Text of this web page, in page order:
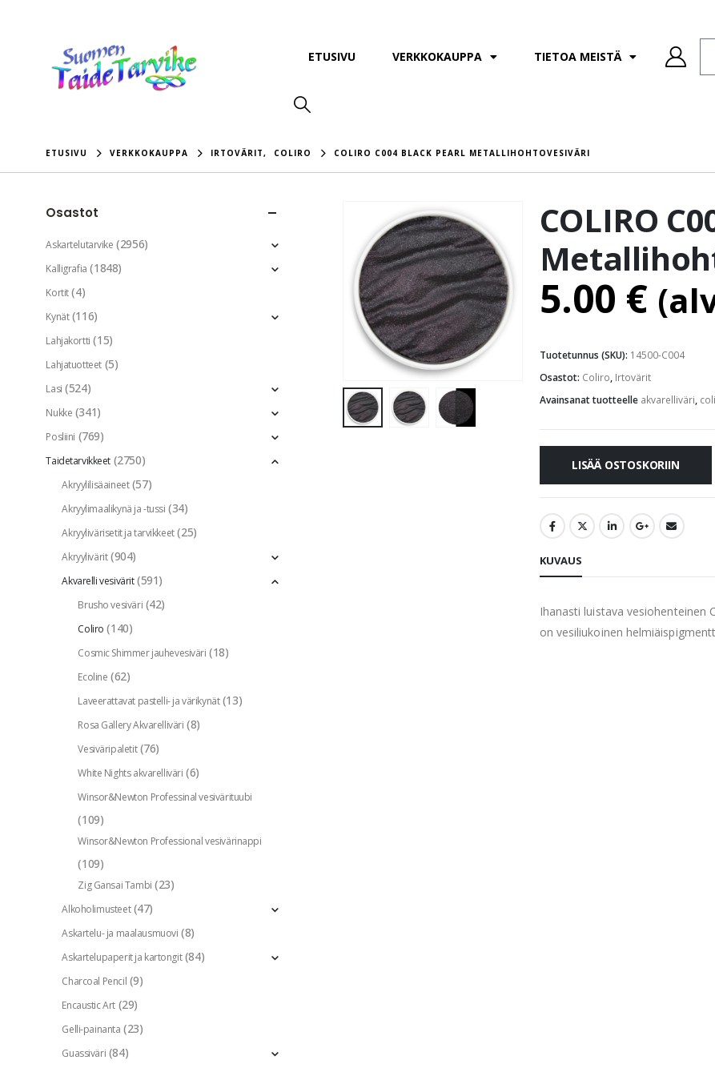
ETUSIVU VERKKOKAUPPA TIETOA MEISTÄ
ETUSIVU VERKKOKAUPPA IRTOVÄRIT, COLIRO COLIRO C004 BLACK PEARL METALLIHOHTOVESIVÄRI
COLIRO
5.00 €
Tuotetunnus (SKU): 14500-C004
Osastot: Coliro, Irtovärit
Avainsanat tuotteelle akvarelliväri,
LISÄÄ OSTOSKORIIN
KUVAUS
Ihanasti luistava vesiohenteinen
on vesiliukoinen
Osastot
Askartelutarvike (2956)
Kalligrafia (1848)
Kortit (4)
Kynät (116)
Lahjakortti (15)
Lahjatuotteet (5)
Lasi (524)
Nukke (341)
Posliini (769)
Taidetarvikkeet (2750)
Akryylilisäaineet (57)
Akryylimaalikynä ja -tussi (34)
Akryylivärisetit ja tarvikkeet (25)
Akryylivärit (904)
Akvarelli vesivärit (591)
Brusho vesiväri (42)
Coliro (140)
Cosmic Shimmer jauhevesiväri (18)
Ecoline (62)
Laveerattavat pastelli- ja värikynät (13)
Rosa Gallery Akvarelliväri (8)
Vesiväripaletit (76)
White Nights akvarelliväri (6)
Winsor&Newton Professinal vesivärituubi
(109)
Winsor&Newton Professional vesivärinappi
(109)
Zig Gansai Tambi (23)
Alkoholimusteet (47)
Askartelu- ja maalausmuovi (8)
Askartelupaperit ja kartongit (84)
Charcoal Pencil (9)
Encaustic Art (29)
Gelli-painanta (23)
Guassiväri (84)